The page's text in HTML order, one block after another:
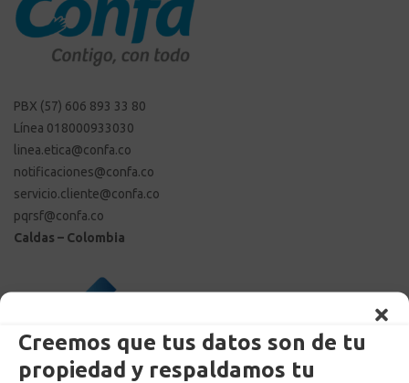
Creemos que tus datos son de tu
propiedad y respaldamos tu
PBX (57) 606 893 33 80
Línea 018000933030
linea.etica@confa.co
notificaciones@confa.co
servicio.cliente@confa.co
pqrsf@confa.co
Caldas – Colombia